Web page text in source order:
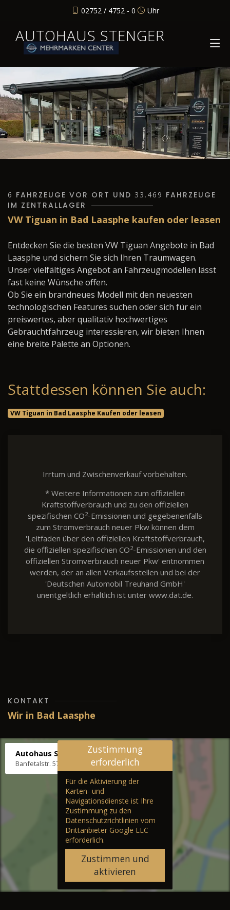
02752 / 4752 - 0 Uhr
AUTOHAUS STENGER
6 FAHRZEUGE VOR ORT UND 33.469 FAHRZEUGE
IM ZENTRALLAGER
VW Tiguan in Bad Laasphe kaufen oder leasen
Entdecken Sie die besten VW Tiguan Angebote in Bad
Laasphe und sichern Sie sich Ihren Traumwagen.
Unser vielfältiges Angebot an Fahrzeugmodellen lässt
fast keine Wünsche offen.
Ob Sie ein brandneues Modell mit den neuesten
technologischen Features suchen oder sich für ein
preiswertes, aber qualitativ hochwertiges
Gebrauchtfahrzeug interessieren, wir bieten Ihnen
eine breite Palette an Optionen.
Stattdessen können Sie auch:
VW Tiguan in Bad Laasphe Kaufen oder leasen
Irrtum und Zwischenverkauf vorbehalten.
* Weitere Informationen zum offiziellen
Kraftstoffverbrauch und zu den offiziellen
spezifischen CO2-Emissionen und gegebenenfalls
zum Stromverbrauch neuer Pkw können dem
'Leitfaden über den offiziellen Kraftstoffverbrauch,
die offiziellen spezifischen CO2-Emissionen und den
offiziellen Stromverbrauch neuer Pkw' entnommen
werden, der an allen Verkaufsstellen und bei der
'Deutschen Automobil Treuhand GmbH'
unentgeltlich erhältlich ist unter www.dat.de.
KONTAKT
Wir in Bad Laasphe
Autohaus Stenger
Banfetalstr. 57, 57334 Bad Laasphe
Zustimmung
erforderlich
Für die Aktivierung der
Karten- und
Navigationsdienste ist Ihre
Zustimmung zu den
Datenschutzrichtlinien vom
Drittanbieter Google LLC
erforderlich.
Zustimmen und
aktivieren